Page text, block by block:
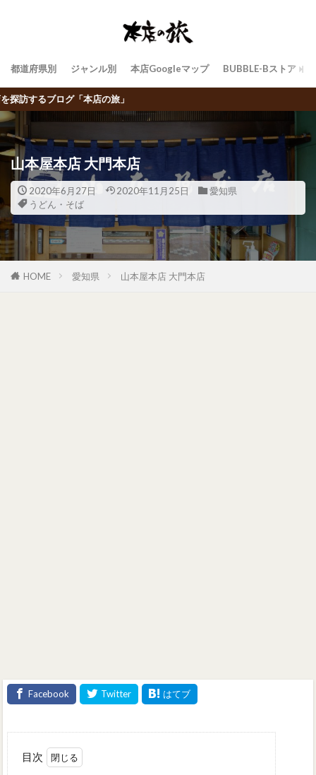
都道府県別 ジャンル別 本店Googleマップ BUBBLE-Bストア
山本屋本店 大門本店
2020年6月27日 2020年11月25日
愛知県
うどん・そば
HOME 愛知県 山本屋本店 大門本店
目次